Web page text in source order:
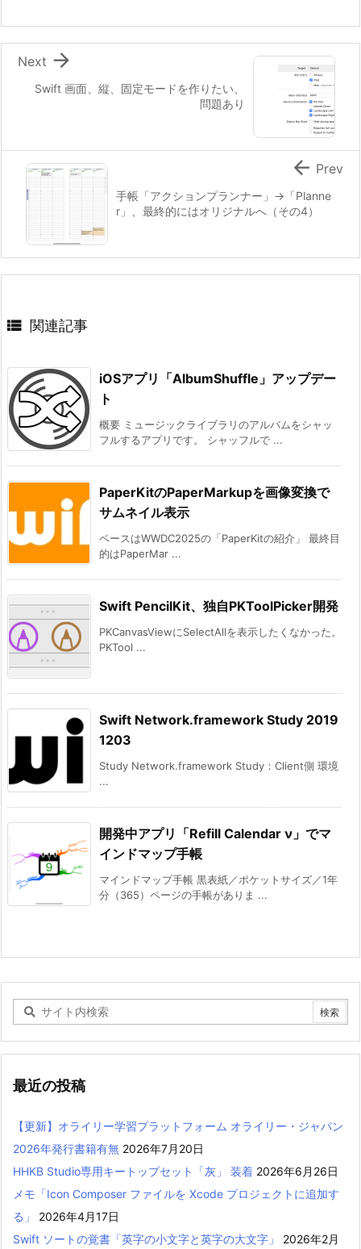
Swift 画面、縦、固定モードを作りたい、
問題あり

Next
手帳「アクションプランナー」→「Planne
r」、最終的にはオリジナルへ（その4）
 Prev
 関連記事
iOSアプリ「AlbumShuffle」アップデー
ト
概要 ミュージックライブラリのアルバムをシャッ
フルするアプリです。 シャッフルで ...
PaperKitのPaperMarkupを画像変換で
サムネイル表示
ベースはWWDC2025の「PaperKitの紹介」 最終目
的はPaperMar ...
Swift PencilKit、独自PKToolPicker開発
PKCanvasViewにSelectAllを表示したくなかった。
PKTool ...
Swift Network.framework Study 2019
1203
Study Network.framework Study：Client側 環境
...
開発中アプリ「Refill Calendar ν」でマ
インドマップ手帳
マインドマップ手帳 黒表紙／ポケットサイズ／1年
分（365）ページの手帳がありま ...
最近の投稿
【更新】オライリー学習プラットフォーム オライリー・ジャパン
2026年発行書籍有無 2026年7月20日
HHKB Studio専用キートップセット「灰」 装着 2026年6月26日
メモ「Icon Composer ファイルを Xcode プロジェクトに追加す
る」
2026年4月17日
Swift ソートの覚書「英字の小文字と英字の大文字」
2026年2月